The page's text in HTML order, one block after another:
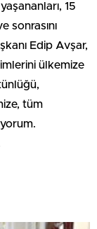
15
sonrasını
Edip Avşar,
ülkemize
tüm